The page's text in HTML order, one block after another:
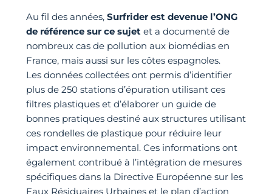
Au fil des années, Surfrider est devenue l’ONG
de référence sur ce sujet et a documenté de
nombreux cas de pollution aux biomédias en
France, mais aussi sur les côtes espagnoles.
Les données collectées ont permis d’identifier
plus de 250 stations d’épuration utilisant ces
filtres plastiques et d’élaborer un guide de
bonnes pratiques destiné aux structures utilisant
ces rondelles de plastique pour réduire leur
impact environnemental. Ces informations ont
également contribué à l’intégration de mesures
spécifiques dans la Directive Européenne sur les
Eaux Résiduaires Urbaines et le plan d’action